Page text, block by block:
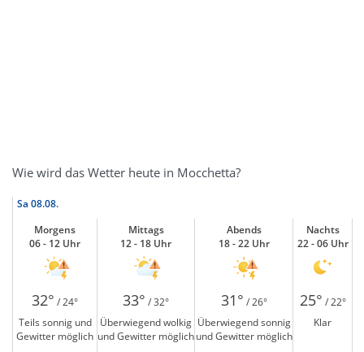
Wie wird das Wetter heute in Mocchetta?
Sa 08.08.
Morgens
06 - 12 Uhr
Mittags
12 - 18 Uhr
Abends
18 - 22 Uhr
Nachts
22 - 06 Uhr
32° / 24° 33° / 32° 31° / 26° 25° / 22°
Teils sonnig und
Gewitter möglich
Überwiegend wolkig
und Gewitter möglich
Überwiegend sonnig
und Gewitter möglich
Klar